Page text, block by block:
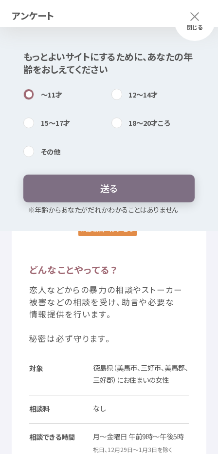
内検索
お気に入り
気に入り
利用規約
認定サービスとは
Mexへのお わせ
© Mex
ふりがな つかいかた メニュー
閉じる
アンケート
もっとよいサイトにするために、あなたの年
齢をおしえてください
〜11才 12〜14才
15〜17才 18〜20才ころ
その他
送る
※年齢からあなたがだれかわかることはありません
このページは公開情報をもとに
Mexで作成
徳島県西部こども女性相談センタ
電話相談
暴言・無視・ひいき たたく・殴る
性被害・わいせつ
どんなことやってる？
恋人などからの暴力の相談やストーカー
被害などの相談を受け、 助言や必要な
情報提供を行います。
秘密は必ず守ります。
対象 徳島県（美馬市、三好市、美馬郡、
三好郡）にお住まいの女性
相談料 なし
相談できる時間 月～金曜日 午前9時～午後5時
祝日、12月29日～1 月3日を除く
住所 電話
番号
通知
等
分